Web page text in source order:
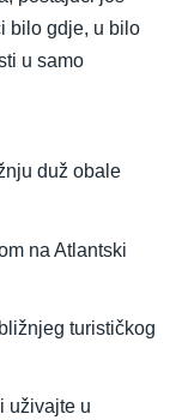
bilo gdje, u bilo
u samo
duž obale
na Atlantski
turističkog
uživajte u